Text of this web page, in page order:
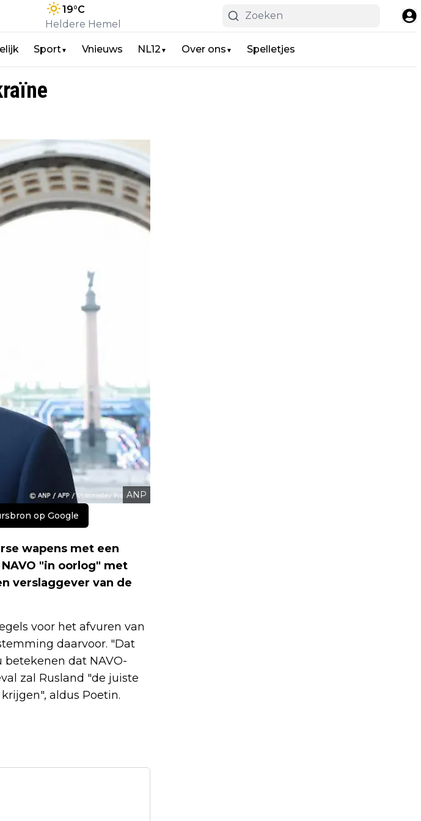
19°C
Heldere Hemel
Sport▼ Vnieuws NL12 ▼ Over ons ▼ Spelletjes
ANP
op Google
wapens met een
"in oorlog" met
verslaggever van de
voor het afvuren van
daarvoor. "Dat
betekenen dat NAVO-
zal Rusland "de juiste
aldus Poetin.
PROBLEMEN RED